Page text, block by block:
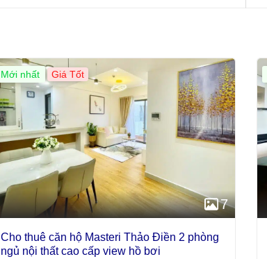
Mới nhất Giá Tốt
7
Cho thuê căn hộ Masteri Thảo Điền 2 phòng
ngủ nội thất cao cấp view hồ bơi